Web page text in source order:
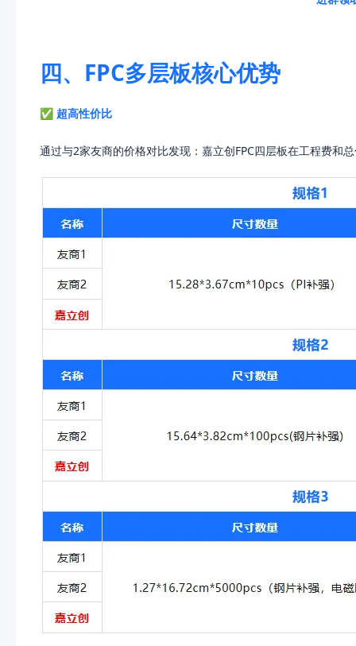
四、FPC多层板核心优势
✅ 超高性价比
通过与2家友商的价格对比发现：嘉立创FPC四层板在工程费和